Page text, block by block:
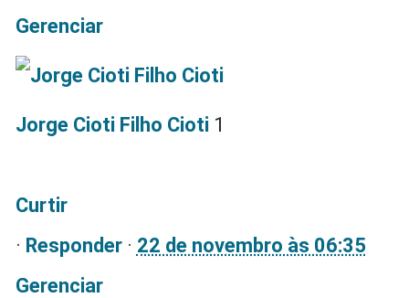
Gerenciar
Jorge Cioti Filho Cioti 1
Curtir
· Responder· 22 de novembro às 06:35
Gerenciar